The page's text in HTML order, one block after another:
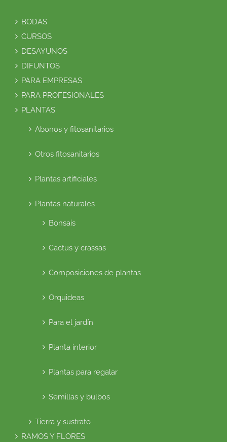
BODAS
CURSOS
DESAYUNOS
DIFUNTOS
PARA EMPRESAS
PARA PROFESIONALES
PLANTAS
Abonos y fitosanitarios
Otros fitosanitarios
Plantas artificiales
Plantas naturales
Bonsais
Cactus y crassas
Composiciones de plantas
Orquideas
Para el jardín
Planta interior
Plantas para regalar
Semillas y bulbos
Tierra y sustrato
RAMOS Y FLORES